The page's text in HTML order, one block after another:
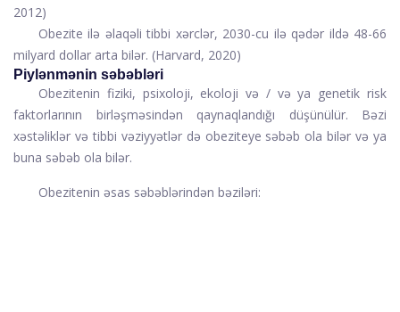
2012)
Obezite ilə əlaqəli tibbi xərclər, 2030-cu ilə qədər ildə 48-66
milyard dollar arta bilər. (Harvard, 2020)
Piylənmənin səbəbləri
Obezitenin fiziki, psixoloji, ekoloji və / və ya genetik risk
faktorlarının birləşməsindən qaynaqlandığı düşünülür. Bəzi
xəstəliklər və tibbi vəziyyətlər də obeziteye səbəb ola bilər və ya
buna səbəb ola bilər.
Obezitenin əsas səbəblərindən bəziləri: